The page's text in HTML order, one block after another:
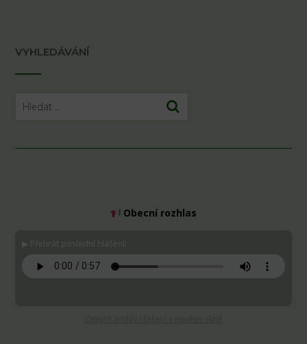
VYHLEDÁVÁNÍ
Obecní rozhlas
▶ Přehrát poslední hlášení: